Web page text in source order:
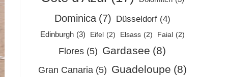
Dominica (7) Düsseldorf (4)
Edinburgh (3) Eifel (2) Elsass (2) Faial (2)
Flores (5) Gardasee (8)
Gran Canaria (5) Guadeloupe (8)